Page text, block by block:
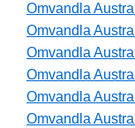
Omvandla
Omvandla
Omvandla
Omvandla
Omvandla
Omvandla